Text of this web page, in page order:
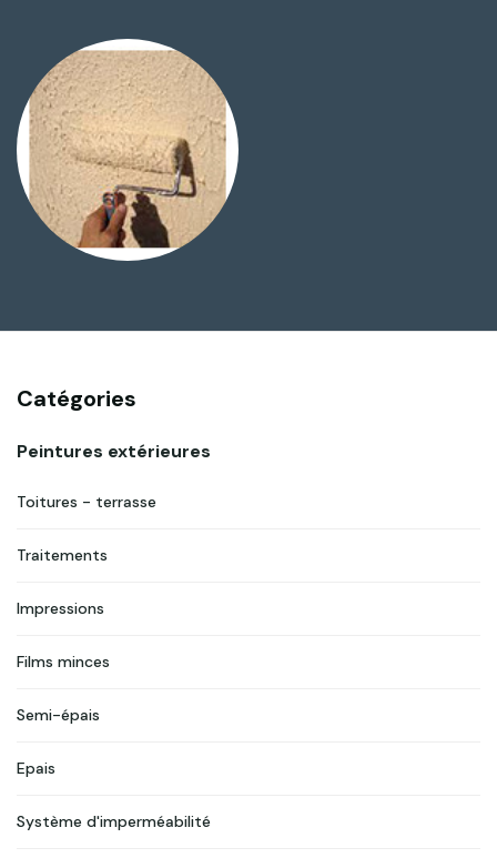
Catégories
Peintures extérieures
Toitures - terrasse
Traitements
Impressions
Films minces
Semi-épais
Epais
Système d'imperméabilité